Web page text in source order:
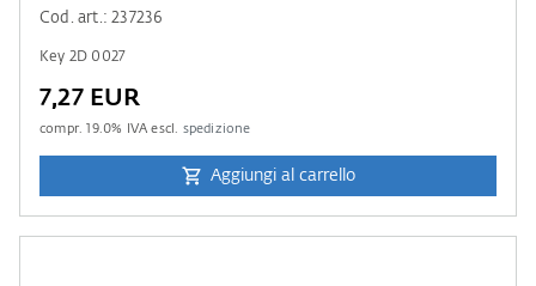
Cod. art.: 237236
Key 2D 0027
7,27 EUR
compr.19.0% IVA escl. spedizione
Aggiungi al carrello